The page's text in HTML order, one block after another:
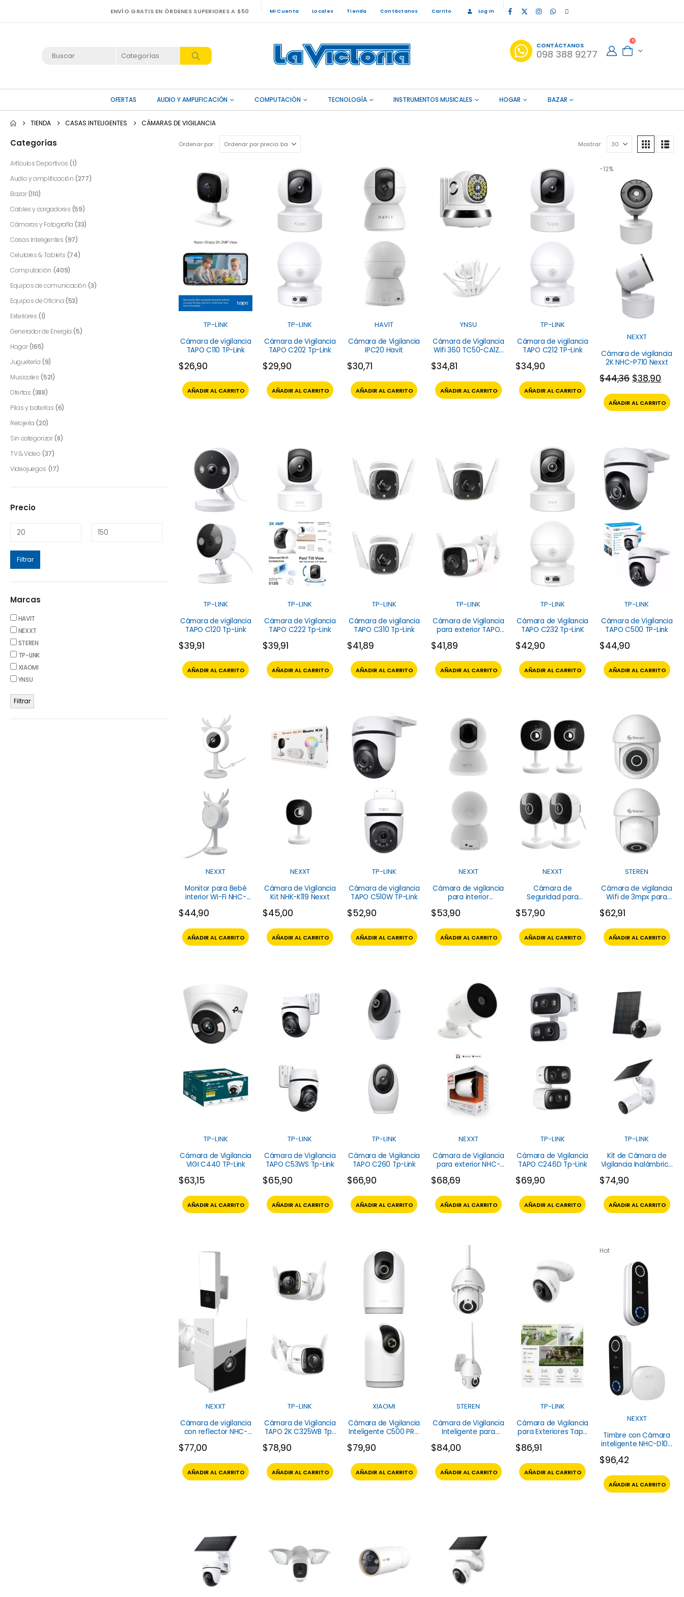
ENVÍO GRATIS EN ÓRDENES SUPERIORES A $50 Mi Cuenta Locales Tienda Contáctanos Carrito Log In
CONTÁCTANOS
098 388 9277
0
OFERTAS AUDIO Y AMPLIFICACIÓN COMPUTACIÓN TECNOLOGÍA INSTRUMENTOS MUSICALES HOGAR BAZAR
TIENDA CASAS INTELIGENTES CÁMARAS DE VIGILANCIA
Ordenar por: Mostrar:
TP-LINK
Cámara de vigilancia
TAPO C110 TP-Link
$26,90
AÑADIR AL CARRITO
TP-LINK
Cámara de Vigilancia
TAPO C202 Tp-Link
$29,90
AÑADIR AL CARRITO
HAVIT
Cámara de Vigilancia
IPC20 Havit
$30,71
AÑADIR AL CARRITO
YNSU
Cámara de Vigilancia
Wifi 360 TC50-CA1Z2
$34,81
AÑADIR AL CARRITO
TP-LINK
Cámara de vigilancia
TAPO C212 TP-Link
$34,90
AÑADIR AL CARRITO
-12%
NEXXT
Cámara de vigilancia
2K NHC-P710 Nexxt
$44,36 $38,90
AÑADIR AL CARRITO
TP-LINK
Cámara de vigilancia
TAPO C120 Tp-Link
$39,91
AÑADIR AL CARRITO
TP-LINK
Cámara de Vigilancia
TAPO C222 Tp-Link
$39,91
AÑADIR AL CARRITO
TP-LINK
Cámara de vigilancia
TAPO C310 Tp-Link
$41,89
AÑADIR AL CARRITO
TP-LINK
Cámara de Vigilancia
para exterior TAPO
$41,89
AÑADIR AL CARRITO
TP-LINK
Cámara de Vigilancia
TAPO C232 Tp-LinK
$42,90
AÑADIR AL CARRITO
TP-LINK
Cámara de Vigilancia
TAPO C500 TP-Link
$44,90
AÑADIR AL CARRITO
NEXXT
Monitor para Bebé
interior Wi-Fi NHC-
$44,90
AÑADIR AL CARRITO
NEXXT
Cámara de Vigilancia
Kit NHK-K119 Nexxt
$45,00
AÑADIR AL CARRITO
TP-LINK
Cámara de vigilancia
TAPO C510W TP-Link
$52,90
AÑADIR AL CARRITO
NEXXT
Cámara de vigilancia
para interior
$53,90
AÑADIR AL CARRITO
NEXXT
Cámara de
Seguridad para
2Pak Nexxt
$57,90
AÑADIR AL CARRITO
STEREN
Cámara de vigilancia
Wifi de 3mpx para
$62,91
AÑADIR AL CARRITO
TP-LINK
Cámara de Vigilancia
VIGI C440 TP-Link
$63,15
AÑADIR AL CARRITO
TP-LINK
Cámara de Vigilancia
TAPO C53WS Tp-Link
$65,90
AÑADIR AL CARRITO
TP-LINK
Cámara de Vigilancia
TAPO C260 Tp-Link
$66,90
AÑADIR AL CARRITO
NEXXT
Cámara de Vigilancia
para exterior NHC-
$68,69
AÑADIR AL CARRITO
TP-LINK
Cámara de Vigilancia
TAPO C246D Tp-Link
$69,90
AÑADIR AL CARRITO
TP-LINK
Kit de Cámara de
Vigilancia Inalámbrica
$74,90
AÑADIR AL CARRITO
NEXXT
Cámara de vigilancia
con reflector NHC-
$77,00
AÑADIR AL CARRITO
TP-LINK
Cámara de Vigilancia
TAPO 2K C325WB Tp-
$78,90
AÑADIR AL CARRITO
XIAOMI
Cámara de Vigilancia
Inteligente C500 PRO
$79,90
AÑADIR AL CARRITO
STEREN
Cámara de Vigilancia
Inteligente para
235 Steren
$84,00
AÑADIR AL CARRITO
TP-LINK
Cámara de Vigilancia
para Exteriores Tapo
$86,91
AÑADIR AL CARRITO
Hot
NEXXT
Timbre con Cámara
inteligente NHC-D100
$96,42
AÑADIR AL CARRITO
Categorías
Artículos Deportivos (1)
Audio y amplificación (277)
Bazar (110)
Cables y cargadores (59)
Cámaras y Fotografía (33)
Casas Inteligentes (97)
Celulares & Tablets (74)
Computación (409)
Equipos de comunicación (3)
Equipos de Oficina (53)
Exteriores (1)
Generador de Energía (5)
Hogar (165)
Juguetería (9)
Musicales (521)
Ofertas (388)
Pilas y baterías (6)
Relojería (20)
Sin categorizar(8)
TV & Video (37)
Videojuegos (17)
Precio
Filtrar
Marcas
HAVIT
NEXXT
STEREN
TP-LINK
XIAOMI
YNSU
Filtrar